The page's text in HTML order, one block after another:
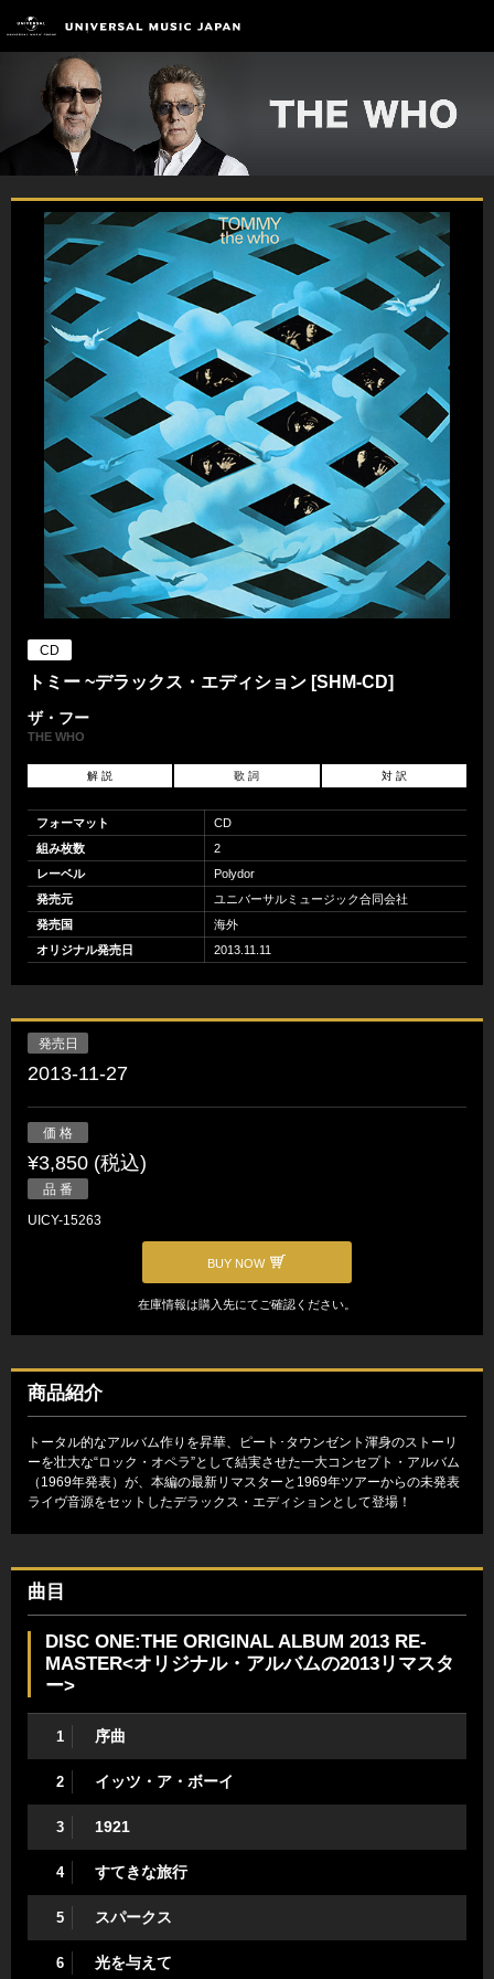
CD
トミー ~デラックス・エディション [SHM-CD]
ザ・フー
THE WHO
解 説 歌 詞 対 訳
フォーマット
CD
組み枚数
2
レーベル
Polydor
発売元
ユニバーサルミュージック合同会社
発売国
海外
オリジナル発売日
2013.11.11
発売日
2013-11-27
価 格
¥3,850 (税込)
品 番
UICY-15263
BUY NOW
在庫情報は購入先にてご確認ください。
商品紹介
トータル的なアルバム作りを昇華、ピート･タウンゼント渾身のストーリ
ーを壮大な“ロック・オペラ”として結実させた一大コンセプト・アルバム
（1969年発表）が、本編の最新リマスターと1969年ツアーからの未発表
ライヴ音源をセットしたデラックス・エディションとして登場！
曲目
DISC ONE:THE ORIGINAL ALBUM 2013 RE-
MASTER<オリジナル・アルバムの2013リマスタ
ー>
1 序曲
2 イッツ・ア・ボーイ
3 1921
4 すてきな旅行
5 スパークス
6 光を与えて